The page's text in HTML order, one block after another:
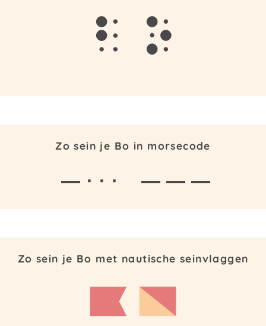
b o
Zo sein je Bo in morsecode
— · · · — — —
Zo sein je Bo met nautische seinvlaggen